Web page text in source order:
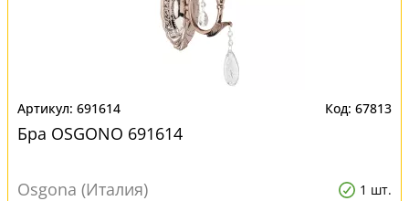
691614 67813
Бра OSGONO 691614
Osgona (Италия) 1 шт.